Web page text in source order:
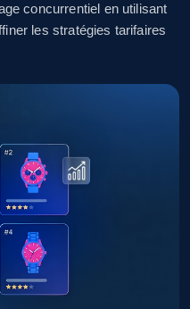
Commencer
Seller rating,
Root category, and
Commencer
concurrentiel en utilisant
les stratégies tarifaires